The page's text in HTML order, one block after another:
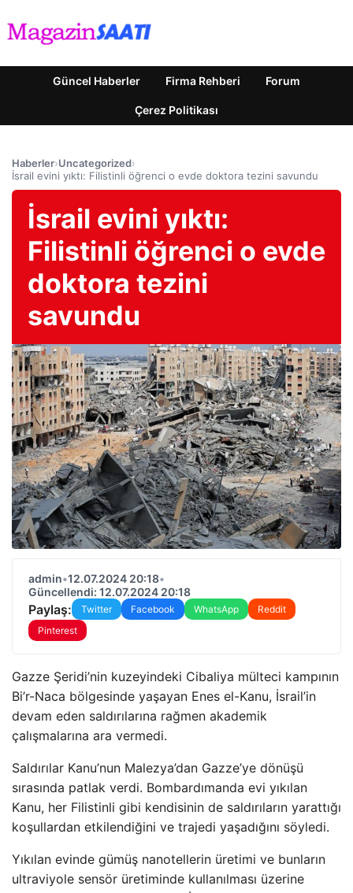
Güncel Haberler Firma Rehberi Forum
Çerez Politikası
Haberler›Uncategorized›
İsrail evini yıktı: Filistinli öğrenci o evde doktora tezini savundu
İsrail evini yıktı:
Filistinli öğrenci o evde
doktora tezini
savundu
admin•12.07.2024 20:18•
Güncellendi: 12.07.2024 20:18
Paylaş: Twitter Facebook WhatsApp
Reddit
Pinterest
Gazze Şeridi’nin kuzeyindeki Cibaliya mülteci kampının
Bi’r-Naca bölgesinde yaşayan Enes el-Kanu, İsrail’in
devam eden saldırılarına rağmen akademik
çalışmalarına ara vermedi.
Saldırılar Kanu’nun Malezya’dan Gazze’ye dönüşü
sırasında patlak verdi. Bombardımanda evi yıkılan
Kanu, her Filistinli gibi kendisinin de saldırıların yarattığı
koşullardan etkilendiğini ve trajedi yaşadığını söyledi.
Yıkılan evinde gümüş nanotellerin üretimi ve bunların
ultraviyole sensör üretiminde kullanılması üzerine